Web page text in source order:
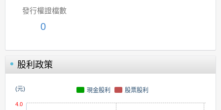
發行權證檔數
0
股利政策
(元) 現金股利 股票股利
4.0